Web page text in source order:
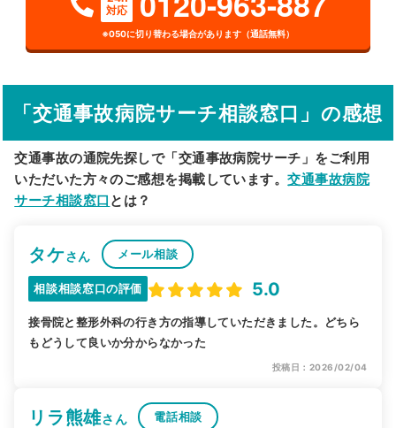
詳細条件で絞り込む
その他の検索方法
駅から探す 院名から探す
対応
※050に切り替わる場合があります（通話無料）
「交通事故病院サーチ相談窓口」の感想
交通事故の通院先探しで「交通事故病院サーチ」をご利用
いただいた方々のご感想を掲載しています。交通事故病院
サーチ相談窓口 とは？
タケさん メール相談
相談相談窓口の評価 5.0
接骨院と整形外科の行き方の指導していただきました。どちら
もどうして良いか分からなかった
投稿日：2026/02/04
リラ熊雄さん 電話相談